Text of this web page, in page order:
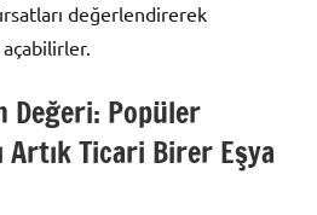
değerlendirerek
Değeri: Popüler
Artık Ticari Birer Eşya